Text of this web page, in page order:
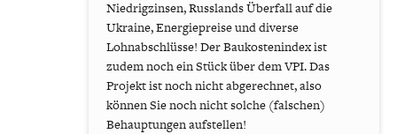
Niedrigzinsen, Russlands Überfall auf die
Ukraine, Energiepreise und diverse
Lohnabschlüsse! Der Baukostenindex ist
zudem noch ein Stück über dem VPI. Das
Projekt ist noch nicht abgerechnet, also
können Sie noch nicht solche (falschen)
Behauptungen aufstellen!